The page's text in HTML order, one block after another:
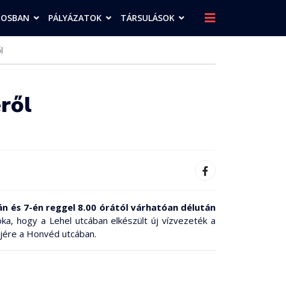
PÁLYÁZATOK TÁRSULÁSOK
és 7-én reggel 8.00 órától várhatóan délután
hogy a Lehel utcában elkészült új vízvezeték a
a Honvéd utcában.